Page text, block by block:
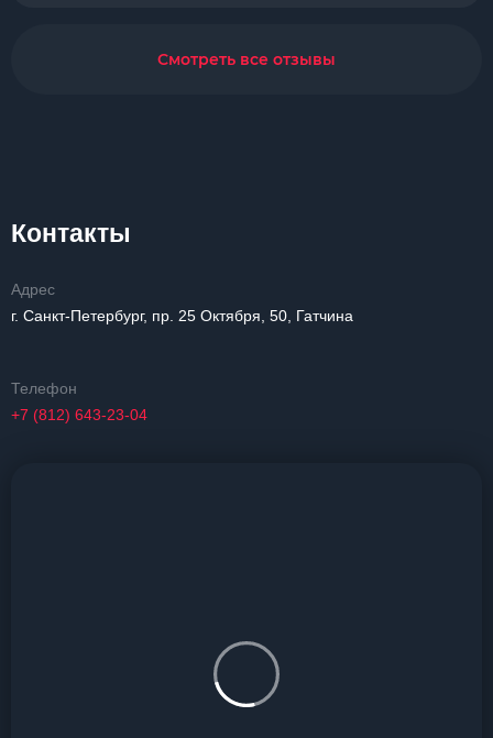
Смотреть все отзывы
Контакты
Адрес
г. Санкт-Петербург, пр. 25 Октября, 50, Гатчина
Телефон
+7 (812) 643-23-04